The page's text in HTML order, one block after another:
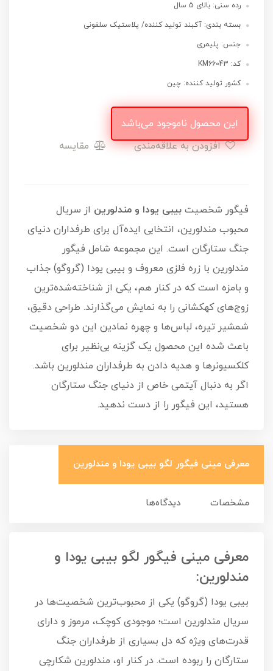
رده سنی: بالای 5 سال
بسته بندی: آکبند تولید کننده/ پلاستیک سلفونی
جنس: پلیمری
کد: KM66043
کشور تولید کننده: چین
این محصول ناموجود می‌باشد
افزودن به علاقه‌مندی
مقایسه
فیگور شخصیت بیبی یودا و مندلورین از سریال
محبوب مندلورین، انتخابی ایده‌آل برای طرفداران دنیای
جنگ ستارگان است. این مجموعه شامل فیگور
مندلورین با زره فلزی معروف و بیبی یودا (گروگو) جذاب
و بامزه است که در کنار هم، یکی از شناخته‌شده‌ترین
زوج‌های کهکشانی را به نمایش می‌گذارند. طراحی دقیق،
شمشیر تیره، لباس‌ها و چهره نمادین این دو شخصیت
باعث شده این محصول یک گزینه بی‌نظیر برای
کلکسیونرها و هدیه دادن به طرفداران مندلورین باشد.
اگر به دنبال آیتمی خاص از دنیای جنگ ستارگان
هستید، این فیگور را از دست ندهید.
معرفی مینی فیگور لگو بیبی یودا و مندلورین
مشخصات دیدگاه‌ها
معرفی مینی فیگور لگو بیبی یودا و
مندلورین:
بیبی یودا (گروگو) یکی از محبوب‌ترین شخصیت‌ها در
سریال مندلورین است؛ موجودی کوچک، مرموز و دارای
قدرت‌های ویژه که دل بسیاری از طرفداران جنگ
ستارگان را ربوده است. در کنار او، مندلورین شکارچی